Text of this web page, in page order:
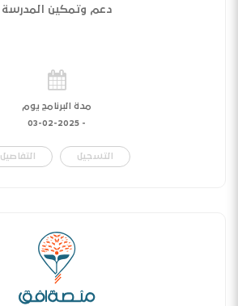
دعم وتمكين المدرسة
مدة البرنامج يوم
-
03-02-2025
التسجيل التفاصيل